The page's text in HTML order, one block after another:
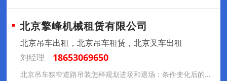
北京擎峰机械租赁有限公司
北京吊车出租，北京吊车租赁，北京叉车出租
刘经理
18653069650
北京吊车狭窄道路吊装怎样规划进场和退场：条件变化后的复核方法